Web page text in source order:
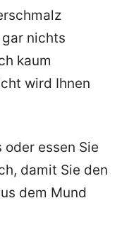
nichts
kaum
wird Ihnen
oder essen Sie
damit Sie den
dem Mund